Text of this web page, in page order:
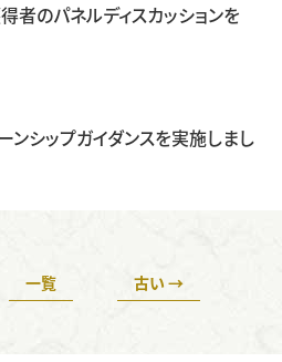
険・学内美化
者のパネルディスカッションを
ンシップガイダンスを実施しまし
一覧 古い →